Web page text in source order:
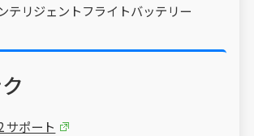
テリジェントフライトバッテリー
サポート